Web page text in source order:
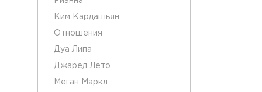
Ким Кардашьян
Отношения
Дуа Липа
Джаред Лето
Меган Маркл